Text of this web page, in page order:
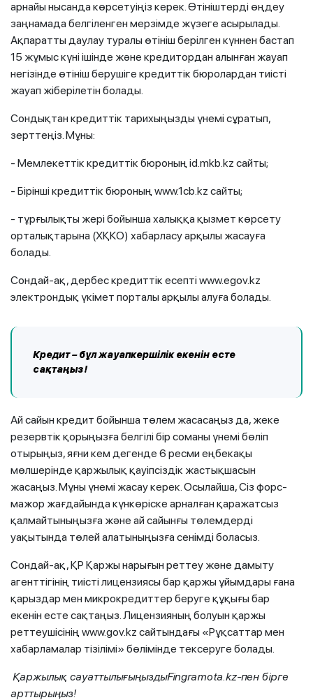
арнайы нысанда көрсетуіңіз керек. Өтініштерді өңдеу
заңнамада белгіленген мерзімде жүзеге асырылады.
Ақпаратты даулау туралы өтініш берілген күннен бастап
15 жұмыс күні ішінде және кредитордан алынған жауап
негізінде өтініш берушіге кредиттік бюролардан тиісті
жауап жіберілетін болады.
Сондықтан кредиттік тарихыңызды үнемі сұратып,
зерттеңіз. Мұны:
- Мемлекеттік кредиттік бюроның id.mkb.kz сайты;
- Бірінші кредиттік бюроның www.1cb.kz сайты;
- тұрғылықты жері бойынша халыққа қызмет көрсету
орталықтарына (ХҚКО) хабарласу арқылы жасауға
болады.
Сондай-ақ, дербес кредиттік есепті www.egov.kz
электрондық үкімет порталы арқылы алуға болады.
Кредит – бұл жауапкершілік екенін есте
сақтаңыз!
Ай сайын кредит бойынша төлем жасасаңыз да, жеке
резервтік қорыңызға белгілі бір соманы үнемі бөліп
отырыңыз, яғни кем дегенде 6 ресми еңбекақы
мөлшерінде қаржылық қауіпсіздік жастықшасын
жасаңыз. Мұны үнемі жасау керек. Осылайша, Сіз форс-
мажор жағдайында күнкөріске арналған қаражатсыз
қалмайтыныңызға және ай сайынғы төлемдерді
уақытында төлей алатыныңызға сенімді боласыз.
Сондай-ақ, ҚР Қаржы нарығын реттеу және дамыту
агенттігінің тиісті лицензиясы бар қаржы ұйымдары ғана
қарыздар мен микрокредиттер беруге құқығы бар
екенін есте сақтаңыз. Лицензияның болуын қаржы
реттеушісінің www.gov.kz сайтындағы «Рұқсаттар мен
хабарламалар тізілімі» бөлімінде тексеруге болады.
Қаржылық сауаттылығыңыздыFingramota.kz-пен бірге
арттырыңыз!